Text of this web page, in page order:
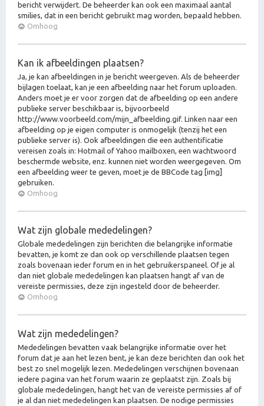
bericht verwijdert. De beheerder kan ook een maximaal aantal
smilies, dat in een bericht gebruikt mag worden, bepaald hebben.
Omhoog
Kan ik afbeeldingen plaatsen?
Ja, je kan afbeeldingen in je bericht weergeven. Als de beheerder
bijlagen toelaat, kan je een afbeelding naar het forum uploaden.
Anders moet je er voor zorgen dat de afbeelding op een andere
publieke server beschikbaar is, bijvoorbeeld
http://www.voorbeeld.com/mijn_afbeelding.gif. Linken naar een
afbeelding op je eigen computer is onmogelijk (tenzij het een
publieke server is). Ook afbeeldingen die een authentificatie
vereisen zoals in: Hotmail of Yahoo mailboxen, een wachtwoord
beschermde website, enz. kunnen niet worden weergegeven. Om
een afbeelding weer te geven, moet je de BBCode tag [img]
gebruiken.
Omhoog
Wat zijn globale mededelingen?
Globale mededelingen zijn berichten die belangrijke informatie
bevatten, je komt ze dan ook op verschillende plaatsen tegen
zoals bovenaan ieder forum en in het gebruikerspaneel. Of je al
dan niet globale mededelingen kan plaatsen hangt af van de
vereiste permissies, deze zijn ingesteld door de beheerder.
Omhoog
Wat zijn mededelingen?
Mededelingen bevatten vaak belangrijke informatie over het
forum dat je aan het lezen bent, je kan deze berichten dan ook het
best zo snel mogelijk lezen. Mededelingen verschijnen bovenaan
iedere pagina van het forum waarin ze geplaatst zijn. Zoals bij
globale mededelingen, hangt het van de vereiste permissies af of
je al dan niet mededelingen kan plaatsen. De nodige permissies